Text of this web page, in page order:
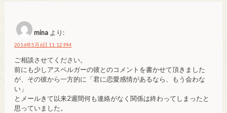
mina より:
2016年5月6日 11:12 PM
ご相談させてください。
前にも少しアスペルガーの彼とのコメントを書かせて頂きました
が、その彼から一方的に「君に恋愛感情があるなら、もう会わな
い」
とメールきて以来2週間何も連絡がなく関係は終わってしまったと
思っていました。